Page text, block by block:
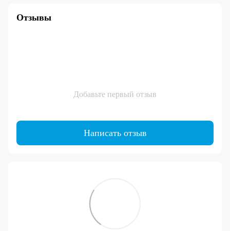
Отзывы
Добавьте первый отзыв
Написать отзыв